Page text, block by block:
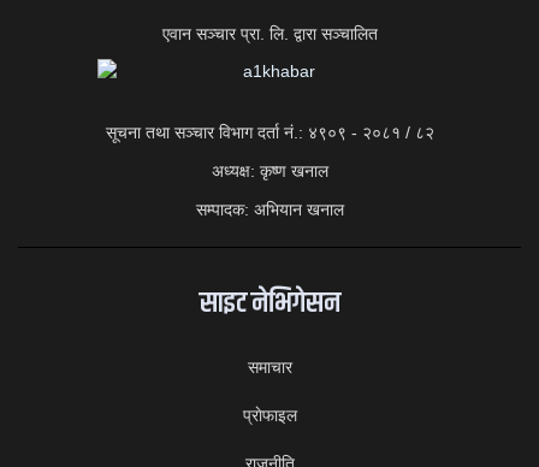
एवान सञ्चार प्रा. लि. द्वारा सञ्चालित
सूचना तथा सञ्चार विभाग दर्ता नं.: ४९०९ - २०८१ / ८२
अध्यक्ष: कृष्ण खनाल
सम्पादक: अभियान खनाल
साइट नेभिगेसन
समाचार
प्राेफाइल